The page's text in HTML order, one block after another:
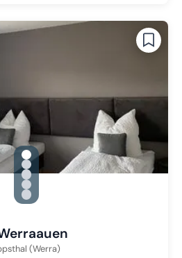
gallery.slide_selector
Zu Slide 1 wechseln
Zu Slide 2 wechseln
Zu Slide 3 wechseln
Zu Slide 4 wechseln
Zu Slide 5 wechseln
(Werra)